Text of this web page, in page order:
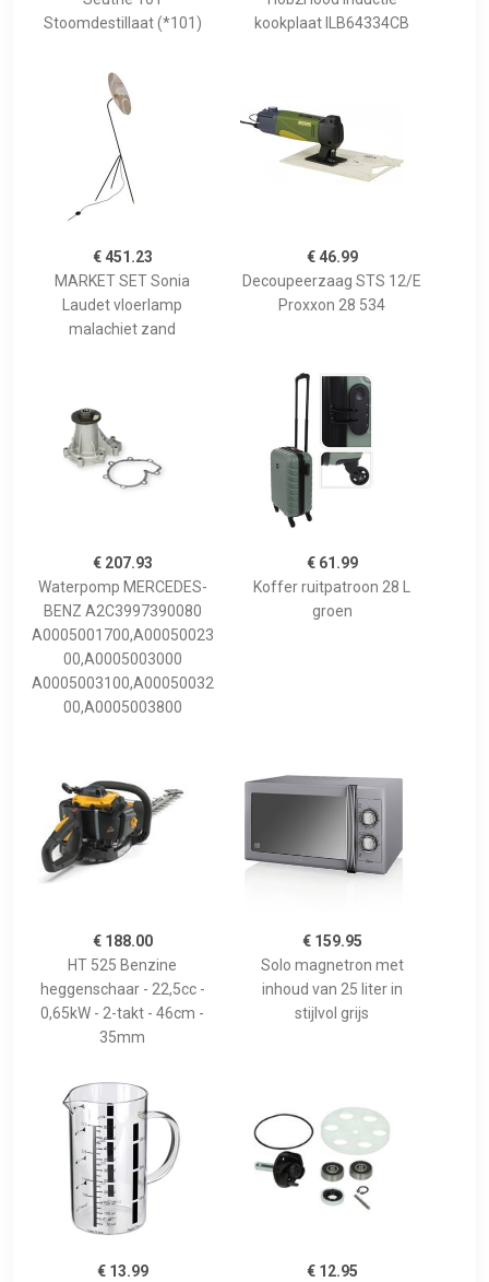
Stoomdestillaat (*101)
kookplaat ILB64334CB
€ 451.23
MARKET SET Sonia
Laudet vloerlamp
malachiet zand
€ 46.99
Decoupeerzaag STS 12/E
Proxxon 28 534
€ 207.93
Waterpomp MERCEDES-
BENZ A2C3997390080
A0005001700,A00050023
00,A0005003000
A0005003100,A00050032
00,A0005003800
€ 61.99
Koffer ruitpatroon 28 L
groen
€ 188.00
HT 525 Benzine
heggenschaar - 22,5cc -
0,65kW - 2-takt - 46cm -
35mm
€ 159.95
Solo magnetron met
inhoud van 25 liter in
stijlvol grijs
€ 13.99
€ 12.95